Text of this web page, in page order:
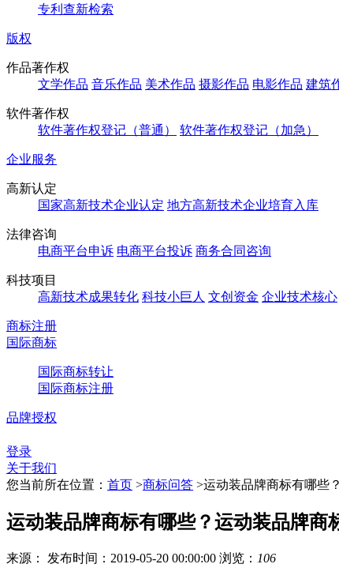
专利查新检索
版权
作品著作权
文学作品 音乐作品 美术作品 摄影作品 电影作品 建筑
软件著作权
软件著作权登记（普通）
软件著作权登记（加急）
企业服务
高新认定
国家高新技术企业认定 地方高新技术企业培育入库
法律咨询
电商平台申诉 电商平台投诉 商务合同咨询
科技项目
高新技术成果转化 科技小巨人 文创资金 企业技术核心
商标注册
国际商标
国际商标转让
国际商标注册
品牌授权
登录
关于我们
您当前所在位置： 首页 >商标问答 >运动装品牌商标有哪些
运动装品牌商标有哪些？运动装品牌商
来源： 发布时间：2019-05-20 00:00:00 浏览： 106